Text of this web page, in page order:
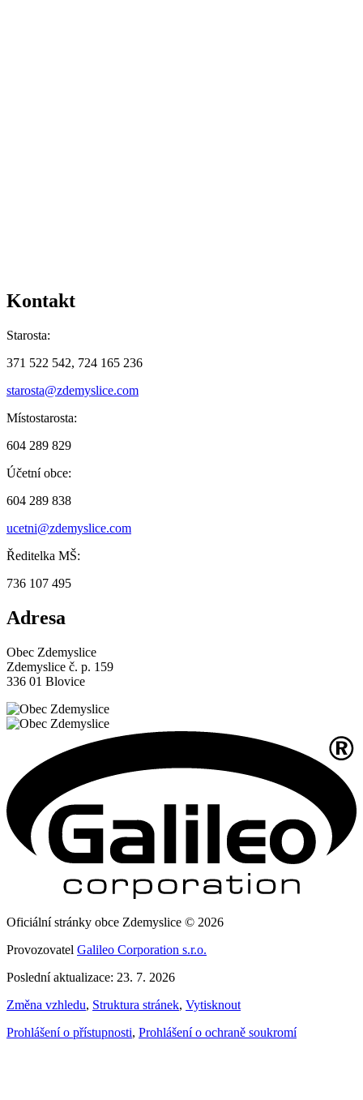
Kontakt
Starosta:
371 522 542, 724 165 236
starosta@zdemyslice.com
Místostarosta:
604 289 829
Účetní obce:
604 289 838
ucetni@zdemyslice.com
Ředitelka MŠ:
736 107 495
Adresa
Obec Zdemyslice
Zdemyslice č. p. 159
336 01 Blovice
Oficiální stránky obce Zdemyslice © 2026
Provozovatel Galileo Corporation s.r.o.
Poslední aktualizace: 23. 7. 2026
Změna vzhledu, Struktura stránek, Vytisknout
Prohlášení o přístupnosti, Prohlášení o ochraně soukromí